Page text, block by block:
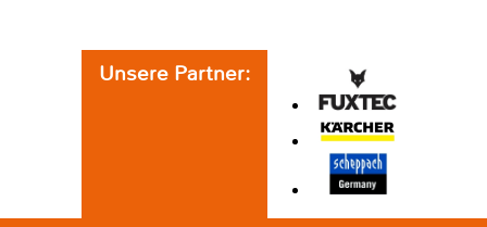
Unsere Partner: